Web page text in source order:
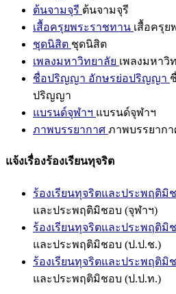
ต้นจามจุรี ต้นจามจุรี
เสื้อครุยพระราชทาน เสื้อครุย
ชุดนิสิต ชุดนิสิต
เพลงมหาวิทยาลัย เพลงมหาวิ
ชื่อปริญญา อักษรย่อปริญญา
ปริญญา
แบรนด์จุฬาฯ แบรนด์จุฬาฯ
ภาพบรรยากาศ ภาพบรรยาก
แจ้งเรื่องร้องเรียนทุจริต
ร้องเรียนทุจริตและประพฤติมิ
และประพฤติมิชอบ (จุฬาฯ)
ร้องเรียนทุจริตและประพฤติมิ
และประพฤติมิชอบ (ป.ป.ช.)
ร้องเรียนทุจริตและประพฤติมิ
และประพฤติมิชอบ (ป.ป.ท.)